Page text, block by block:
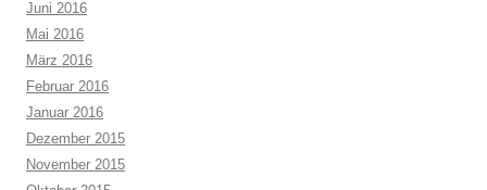
Juni 2016
Mai 2016
März 2016
Februar 2016
Januar 2016
Dezember 2015
November 2015